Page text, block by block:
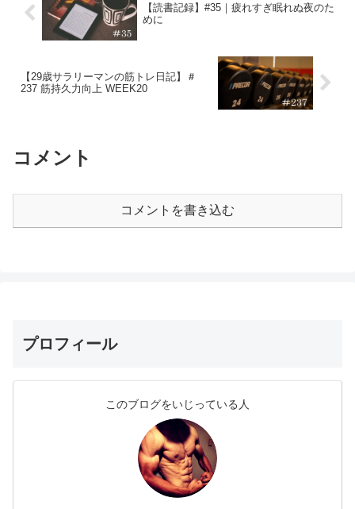
【読書記録】#35｜疲れすぎ眠れぬ夜のた
めに
【29歳サラリーマンの筋トレ日記】＃
237 筋持久力向上 WEEK20
コメント
コメントを書き込む
プロフィール
このブログをいじっている人